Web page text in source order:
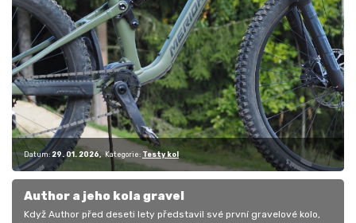
Datum: 29. 01. 2026 Kategorie: Testy kol
Author a jeho kola gravel
Když Author před deseti lety představil své první gravelové kolo,